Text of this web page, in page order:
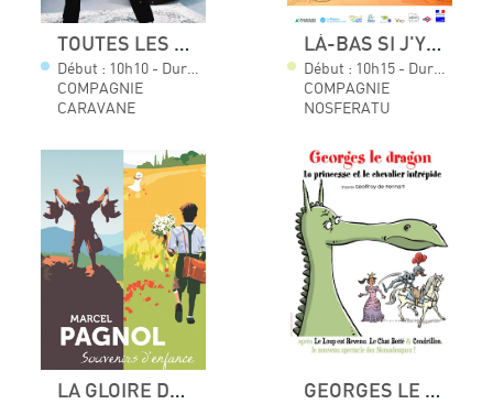
TOUTES LES CHOSES GÉNIALES
Début : 10h10 - Durée : 01h15
COMPAGNIE
CARAVANE
LÀ-BAS SI J'Y CHANTE
Début : 10h15 - Durée : 00h35
COMPAGNIE
NOSFERATU
LA GLOIRE DE MON PÈRE LE TEMPS DES SECRETS GEORGES LE DRAGON, LA PRINCESSE ET LE CHEVALIER INTRÉPIDE